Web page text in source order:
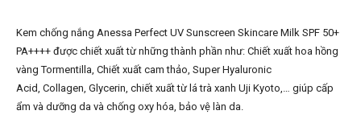
Kem chống nắng Anessa Perfect UV Sunscreen Skincare Milk SPF 50+
PA++++ được chiết xuất từ những thành phần như: Chiết xuất hoa hồng
vàng Tormentilla, Chiết xuất cam thảo, Super Hyaluronic
Acid, Collagen, Glycerin, chiết xuất từ lá trà xanh Uji Kyoto,… giúp cấp
ẩm và dưỡng da và chống oxy hóa, bảo vệ làn da.